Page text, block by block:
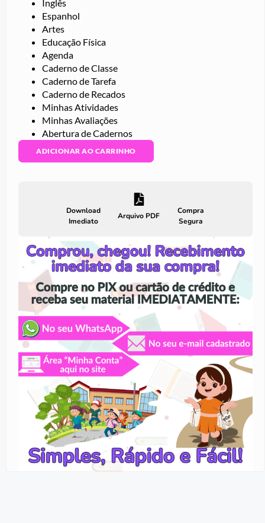
Inglês
Espanhol
Artes
Educação Física
Agenda
Caderno de Classe
Caderno de Tarefa
Caderno de Recados
Minhas Atividades
Minhas Avaliações
Abertura de Cadernos
ADICIONAR AO CARRINHO
Download
Imediato
Arquivo PDF
Compra
Segura